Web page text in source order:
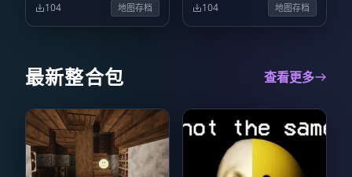
104
地图存档
104
地图存档
最新整合包 查看更多